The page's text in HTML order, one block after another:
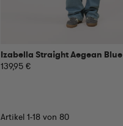
Izabella Straight Aegean Blue
139,95 €
Artikel 1-18 von 80